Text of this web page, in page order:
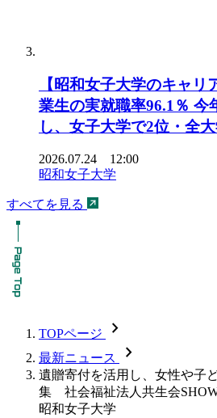
【昭和女子大学のキャリ
業生の実就職率96.1％ 今
し、女子大学で2位・全
2026.07.24 12:00
昭和女子大学
すべてを見る
TOPページ chevron_forward
最新ニュース chevron_forward
遺贈寄付を活用し、女性や子
集 社会福祉法人共生会
昭和女子大学